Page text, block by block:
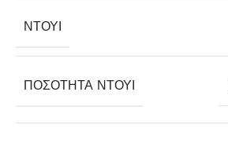
ΝΤΟΥΊ
ΠΟΣΌΤΗΤΑ ΝΤΟΥΊ